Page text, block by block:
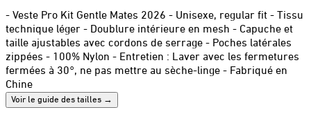
- Veste Pro Kit Gentle Mates 2026 - Unisexe, regular fit - Tissu
technique léger - Doublure intérieure en mesh - Capuche et
taille ajustables avec cordons de serrage - Poches latérales
zippées - 100% Nylon - Entretien : Laver avec les fermetures
fermées à 30°, ne pas mettre au sèche-linge - Fabriqué en
Chine
Voir le guide des tailles →